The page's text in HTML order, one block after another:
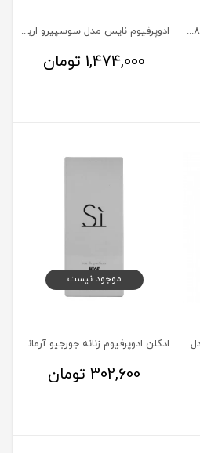
ادوپرفیوم نایس مدل کازاموراتی 1888 ادوپرفیوم نایس مدل سوسپیرو ارباپورا
1,474,000 تومان
ادکلن ادوپرفیوم زنانه اسکلاره مدل Nina Rose حجم 85 میلی لیتر
موجود نیست
ادکلن ادوپرفیوم زنانه جورجیو آرمانی مدل Si نایس 100 میلی لیتر
302,600 تومان